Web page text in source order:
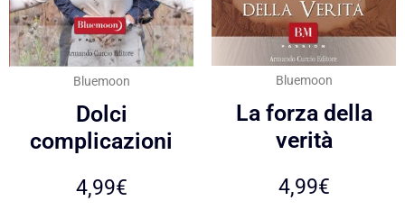
Bluemoon
Dolci
complicazioni
4,99€
Bluemoon
La forza della
verità
4,99€